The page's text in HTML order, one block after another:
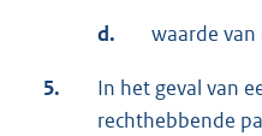
d. waarde
5.
In het geval van
rechthebbende